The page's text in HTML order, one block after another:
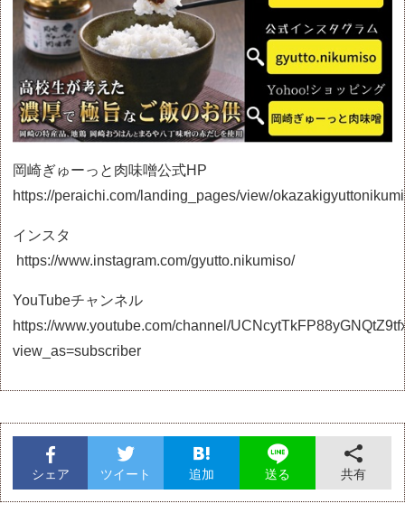
岡崎ぎゅーっと肉味噌公式HP
https://peraichi.com/landing_pages/view/
インスタ
https://www.instagram.com/gyutto.nikumiso/
YouTubeチャンネル
https://www.youtube.com/channel/
view_as=subscriber
シェア ツイート 追加 送る 共有